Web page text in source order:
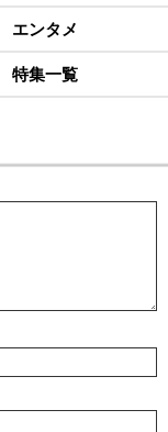
エンタメ
特集一覧